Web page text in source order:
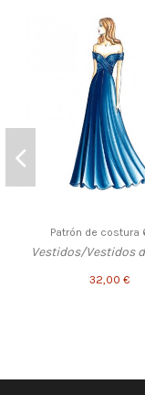
Patrón de costura
Vestidos/Vestidos
32,00 €